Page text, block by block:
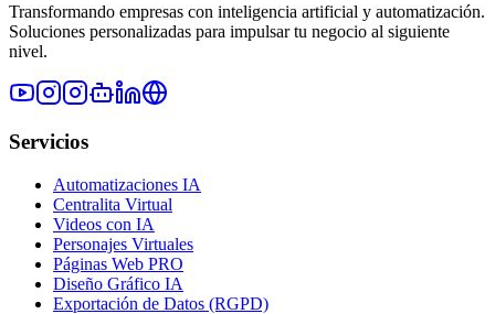
Transformando empresas con inteligencia artificial y automatización.
Soluciones personalizadas para impulsar tu negocio al siguiente
nivel.
Servicios
Automatizaciones IA
Centralita Virtual
Videos con IA
Personajes Virtuales
Páginas Web PRO
Diseño Gráfico IA
Exportación de Datos (RGPD)